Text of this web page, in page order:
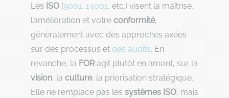
Les ISO (9001, 14001, etc.) visent la maîtrise,
l’amélioration et votre conformité,
généralement avec des approches axées
sur des processus et des audits. En
revanche, la FORagit plutôt en amont, sur la
vision, la culture, la priorisation stratégique.
Elle ne remplace pas les systèmes ISO, mais